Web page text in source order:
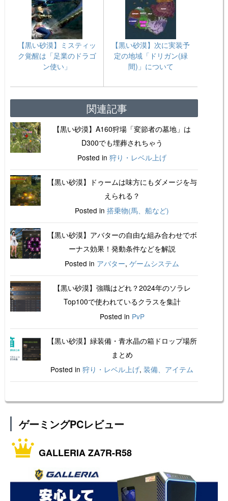
【黒い砂漠】ミスティッ
ク覚醒は「足業のドラゴ
ン使い」
【黒い砂漠】次に実装予
定の地域「ドリガン(緑
間)」について
関連記事
【黒い砂漠】A160狩場「変節者の墓地」は
D300でも埋葬されちゃう
Posted in 狩り・レベル上げ
【黒い砂漠】ドゥームは味方にもダメージを与
えられる？
Posted in 搭乗物(馬、船など)
【黒い砂漠】アバターの自由な組み合わせでボ
ーナス効果！発動条件などを解説
Posted in アバター, ゲームシステム
【黒い砂漠】強職はどれ？2024年のソラレ
Top100で使われているクラスを集計
Posted in PvP
【黒い砂漠】緑装備・青水晶の箱ドロップ場所
まとめ
Posted in 狩り・レベル上げ, 装備、アイテム
ゲーミングPCレビュー
GALLERIA ZA7R-R58